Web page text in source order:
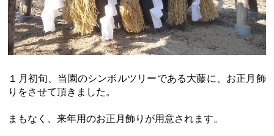
１月初旬、当園のシンボルツリーである大藤に、お正月飾
りをさせて頂きました。
まもなく、来年用のお正月飾りが用意されます。